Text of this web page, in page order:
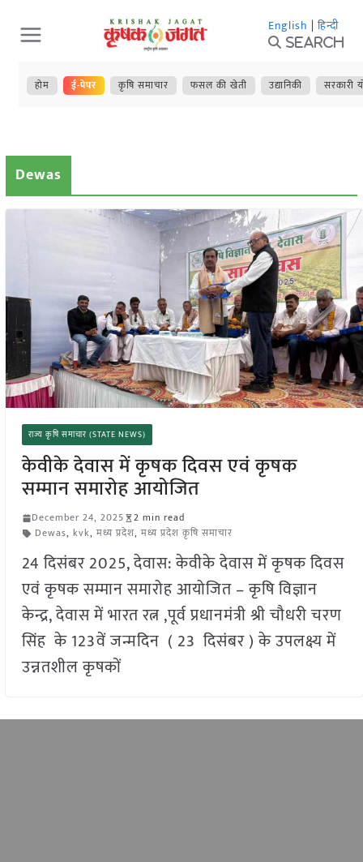
Skip
to
content
English | हिन्दी
Search
होम ई-पेपर कृषि समाचार फसल की खेती उद्यानिकी सरकारी
Dewas
राज्य कृषि समाचार (STATE NEWS)
केवीके देवास में कृषक दिवस एवं कृषक
सम्मान समारोह आयोजित
December 24, 2025
2 min read
Dewas, kvk, मध्य प्रदेश, मध्य प्रदेश कृषि समाचार
24 दिसंबर 2025, देवास: केवीके देवास में कृषक दिवस
एवं कृषक सम्मान समारोह आयोजित – कृषि विज्ञान
केन्द्र, देवास में भारत रत्न ,पूर्व प्रधानमंत्री श्री चौधरी चरण
सिंह के 123वें जन्मदिन ( 23 दिसंबर ) के उपलक्ष्य में
उन्नतशील कृषकों